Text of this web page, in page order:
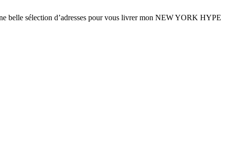
belle sélection d’adresses pour vous livrer mon NEW YORK HYPE